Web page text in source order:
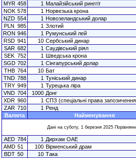
MYR 458 1 Малайзійський ринггіт
NOK 578 1 Норвезька крона
NZD 554 1 Новозеландський долар
PLN 985 1 Злотий
RON 946 1 Румунський лей
RSD 941 10 Сербський динар
SAR 682 1 Саудівський ріял
SEK 752 1 Шведська крона
SGD 702 1 Сінгапурський долар
THB 764 10 Бат
TND 788 1 Туніський динар
TRY 949 1 Турецька ліра
VND 704 1000 Донг
XDR 960 1 СПЗ (спеціальні права
ZAR 710 1 Ренд
Валюта
Найменування
Дані на суботу, 1 березня 2025
AED 784 1 Дирхам ОАЕ
AMD 51 100 Вірменський драм
BDT 50 10 Така